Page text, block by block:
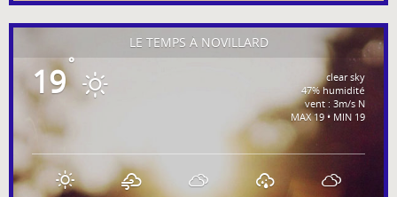
LE TEMPS À NOVILLARD
19°
clear sky
47% humidité
vent : 3m/s N
MAX 19 • MIN 19